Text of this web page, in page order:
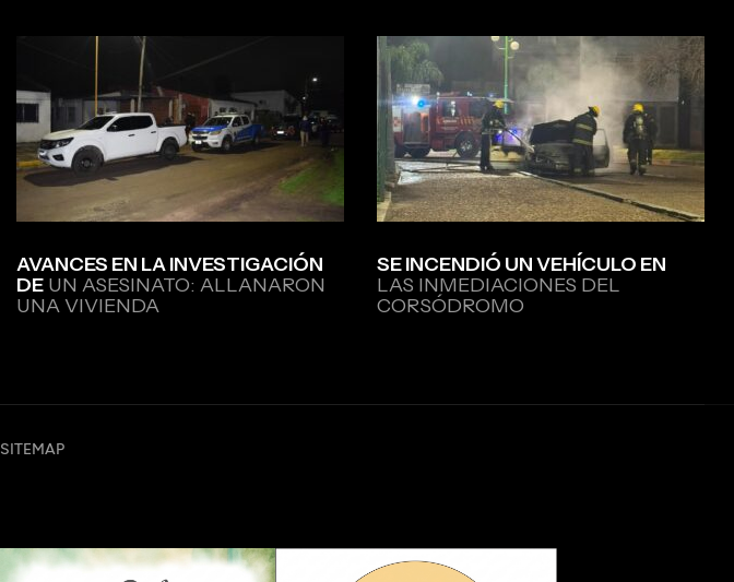
AVANCES EN LA INVESTIGACIÓN
DE UN ASESINATO: ALLANARON
UNA VIVIENDA
SE INCENDIÓ UN VEHÍCULO EN
LAS INMEDIACIONES DEL
CORSÓDROMO
SITEMAP